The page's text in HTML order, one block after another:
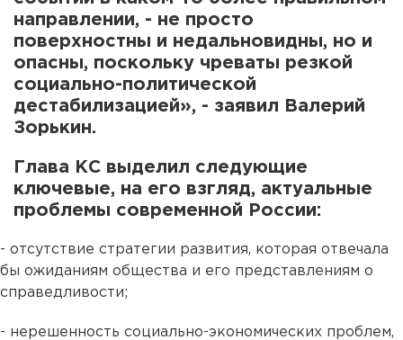
направлении, - не просто
поверхностны и недальновидны, но и
опасны, поскольку чреваты резкой
социально-политической
дестабилизацией», - заявил Валерий
Зорькин.
Глава КС выделил следующие
ключевые, на его взгляд, актуальные
проблемы современной России:
- отсутствие стратегии развития, которая отвечала
бы ожиданиям общества и его представлениям о
справедливости;
- нерешенность социально-экономических проблем,